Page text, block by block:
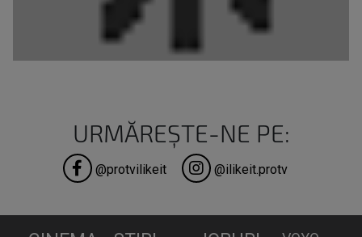
URMĂREȘTE-NE PE:
@protvilikeit @ilikeit.protv